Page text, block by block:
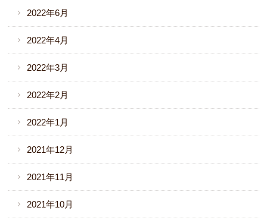
2022年6月
2022年4月
2022年3月
2022年2月
2022年1月
2021年12月
2021年11月
2021年10月